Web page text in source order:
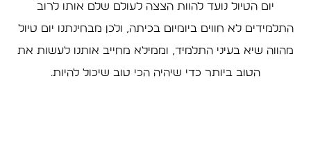
יום הטיול נועד להוות הצצה לעולם שלם אותו לרוב
התלמידים לא חווים ביומיום בכיתה, ולכן מבחינתנו יום טיול
מהווה שיא בעיני התלמיד, וממילא מחייב אותנו לעשות את
הטוב ביותר כדי שיהיה הכי טוב שיכול להיות.